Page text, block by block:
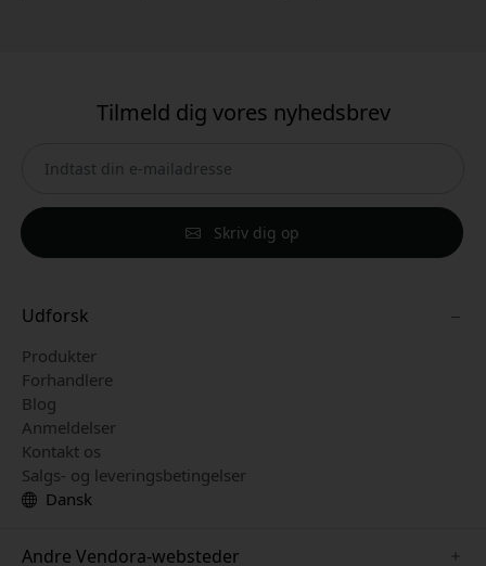
Tilmeld dig vores nyhedsbrev
Skriv dig op
Udforsk
Produkter
Forhandlere
Blog
Anmeldelser
Kontakt os
Salgs- og leveringsbetingelser
Dansk
Andre Vendora-websteder